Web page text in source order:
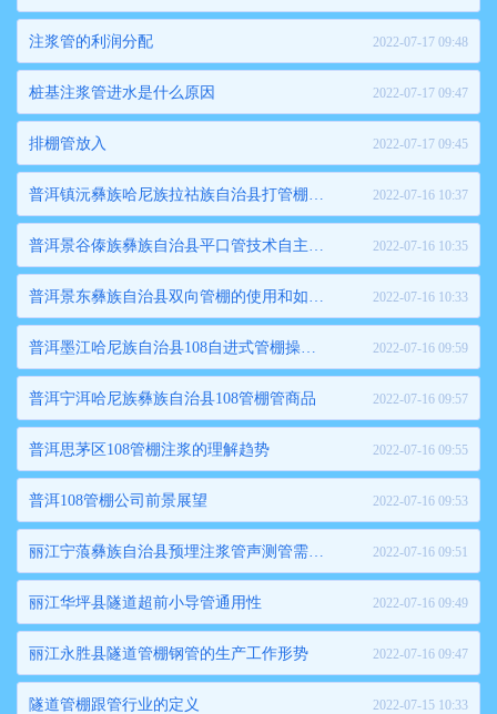
注浆管的利润分配 2022-07-17 09:48
桩基注浆管进水是什么原因 2022-07-17 09:47
排棚管放入 2022-07-17 09:45
普洱镇沅彝族哈尼族拉祜族自治县打管棚统计数 2022-07-16 10:37
普洱景谷傣族彝族自治县平口管技术自主改进包括哪些方面 2022-07-16 10:35
普洱景东彝族自治县双向管棚的使用和如何采用技术 2022-07-16 10:33
普洱墨江哈尼族自治县108自进式管棚操作问题解析 2022-07-16 09:59
普洱宁洱哈尼族彝族自治县108管棚管商品 2022-07-16 09:57
普洱思茅区108管棚注浆的理解趋势 2022-07-16 09:55
普洱108管棚公司前景展望 2022-07-16 09:53
丽江宁蒗彝族自治县预埋注浆管声测管需求产量居高不下 2022-07-16 09:51
丽江华坪县隧道超前小导管通用性 2022-07-16 09:49
丽江永胜县隧道管棚钢管的生产工作形势 2022-07-16 09:47
隧道管棚跟管行业的定义 2022-07-15 10:33